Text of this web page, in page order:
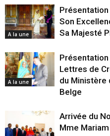
A la une
Son
Sa Majesté
A la une
Lettres de
du Ministère
Belge
Arrivée du
Mme